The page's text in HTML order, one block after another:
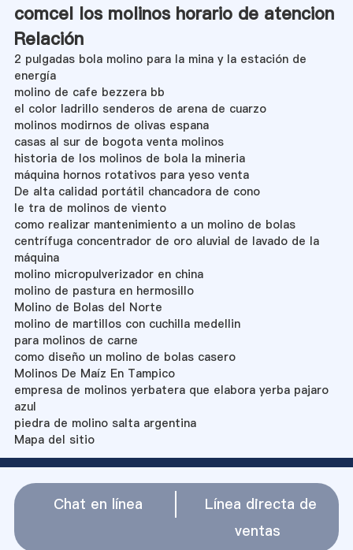
comcel los molinos horario de atencion
Relación
2 pulgadas bola molino para la mina y la estación de
energía
molino de cafe bezzera bb
el color ladrillo senderos de arena de cuarzo
molinos modirnos de olivas espana
casas al sur de bogota venta molinos
historia de los molinos de bola la mineria
máquina hornos rotativos para yeso venta
De alta calidad portátil chancadora de cono
le tra de molinos de viento
como realizar mantenimiento a un molino de bolas
centrífuga concentrador de oro aluvial de lavado de la
máquina
molino micropulverizador en china
molino de pastura en hermosillo
Molino de Bolas del Norte
molino de martillos con cuchilla medellin
para molinos de carne
como diseño un molino de bolas casero
Molinos De Maíz En Tampico
empresa de molinos yerbatera que elabora yerba pajaro
azul
piedra de molino salta argentina
Mapa del sitio
Chat en línea
Línea directa de
ventas